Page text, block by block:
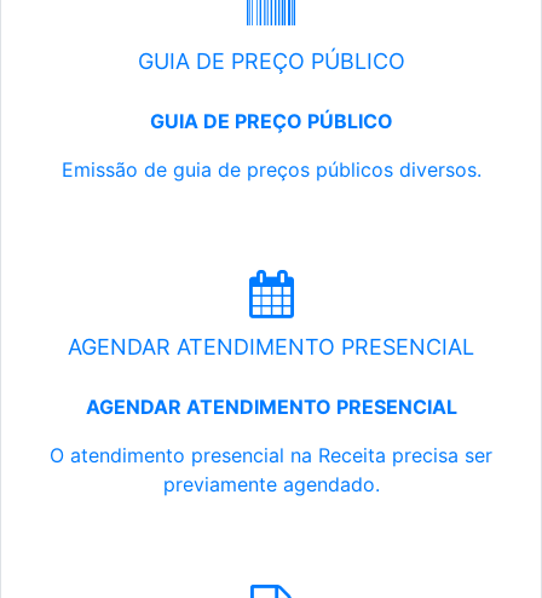
GUIA DE PREÇO PÚBLICO
GUIA DE PREÇO PÚBLICO
Emissão de guia de preços públicos diversos.
AGENDAR ATENDIMENTO PRESENCIAL
AGENDAR ATENDIMENTO PRESENCIAL
O atendimento presencial na Receita precisa ser
previamente agendado.